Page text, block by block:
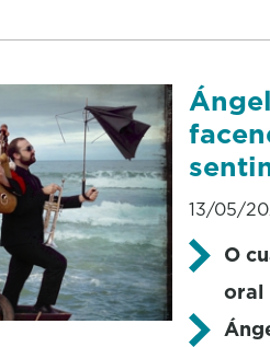
13/05/
O
oral